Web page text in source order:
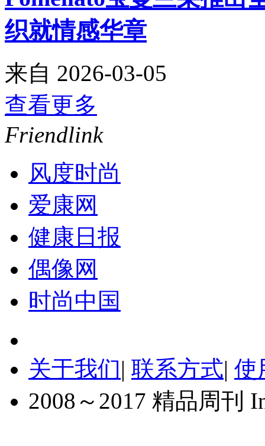
织就情感华章
来自 2026-03-05
查看更多
Friendlink
风度时尚
爱康网
健康日报
偶像网
时尚中国
关于我们| 联系方式| 使
2008～2017 精品周刊